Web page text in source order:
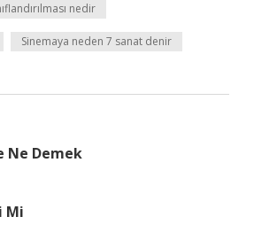
nedir
Sinemaya neden 7 sanat denir
Ne Demek
Mi